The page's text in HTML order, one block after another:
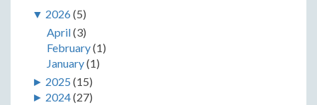
▼ 2026(5)
April(3)
February(1)
January(1)
► 2025 (15)
► 2024(27)